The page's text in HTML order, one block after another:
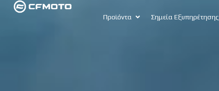
Προϊόντα Σημεία Εξυπηρέτησης